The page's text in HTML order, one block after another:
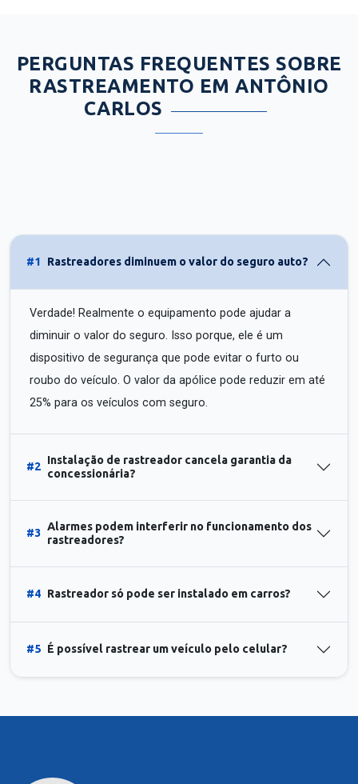
PERGUNTAS FREQUENTES SOBRE
RASTREAMENTO EM ANTÔNIO
CARLOS
#1 Rastreadores diminuem o valor do seguro auto?
Verdade! Realmente o equipamento pode ajudar a
diminuir o valor do seguro. Isso porque, ele é um
dispositivo de segurança que pode evitar o furto ou
roubo do veículo. O valor da apólice pode reduzir em até
25% para os veículos com seguro.
#2
Instalação de rastreador cancela garantia da
concessionária?
#3
Alarmes podem interferir no funcionamento dos
rastreadores?
#4 Rastreador só pode ser instalado em carros?
#5 É possível rastrear um veículo pelo celular?